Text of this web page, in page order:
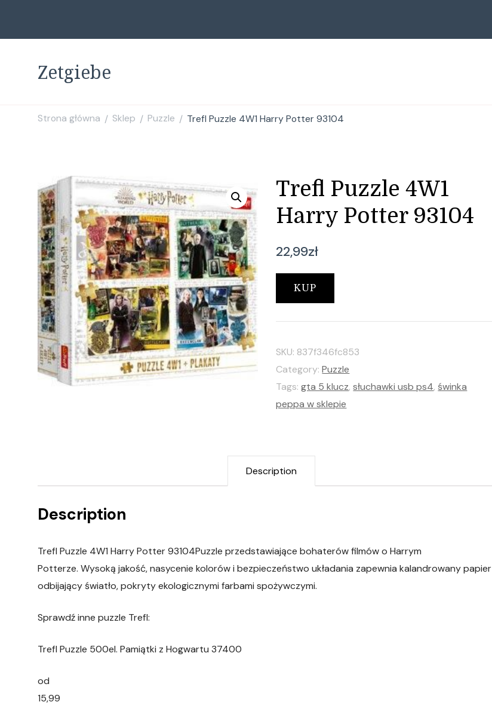
Zetgiebe
Strona główna / Sklep / Puzzle / Trefl Puzzle 4W1 Harry Potter 93104
Trefl Puzzle 4W1
Harry Potter 93104
22,99zł
KUP
SKU: 837f346fc853
Category:Puzzle
Tags:gta 5 klucz,słuchawki usb ps4, świnka
peppa w sklepie
Description
Description
Trefl Puzzle 4W1 Harry Potter 93104Puzzle przedstawiające bohaterów filmów o Harrym
Potterze. Wysoką jakość, nasycenie kolorów i bezpieczeństwo układania zapewnia kalandrowany papier
odbijający światło, pokryty ekologicznymi farbami spożywczymi.
Sprawdź inne puzzle Trefl:
Trefl Puzzle 500el. Pamiątki z Hogwartu 37400
od
15,99